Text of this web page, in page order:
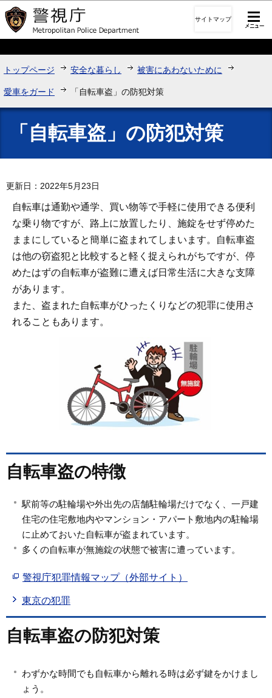
このページの本文へ移動
サイトマップ
トップページ 安全な暮らし 被害にあわないために
愛車をガード 「自転車盗」の防犯対策
「自転車盗」の防犯対策
更新日：2022年5月23日
自転車は通勤や通学、買い物等で手軽に使用できる便利
な乗り物ですが、路上に放置したり、施錠をせず停めた
ままにしていると簡単に盗まれてしまいます。自転車盗
は他の窃盗犯と比較すると軽く捉えられがちですが、停
めたはずの自転車が盗難に遭えば日常生活に大きな支障
があります。
また、盗まれた自転車がひったくりなどの犯罪に使用さ
れることもあります。
自転車盗の特徴
駅前等の駐輪場や外出先の店舗駐輪場だけでなく、一戸建
住宅の住宅敷地内やマンション・アパート敷地内の駐輪場
に止めておいた自転車が盗まれています。
多くの自転車が無施錠の状態で被害に遭っています。
警視庁犯罪情報マップ（外部サイト）
東京の犯罪
自転車盗の防犯対策
わずかな時間でも自転車から離れる時は必ず鍵をかけまし
ょう。